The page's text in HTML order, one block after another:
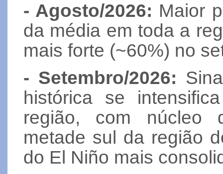
- Agosto/2026: Maior
da média em toda a
mais forte (~60%) no
- Setembro/2026:
histórica se
região, com núcleo
metade sul da região
do El Niño mais